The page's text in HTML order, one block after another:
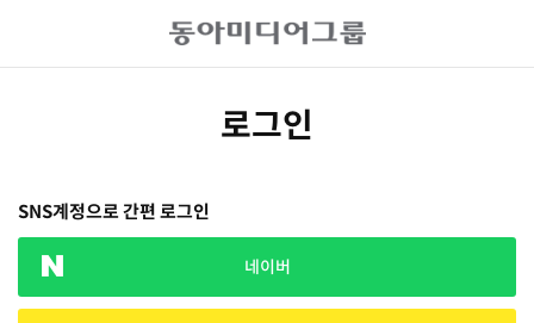
로그인
SNS계정으로 간편 로그인
네이버